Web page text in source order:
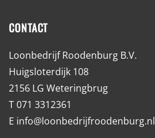
CONTACT
Loonbedrijf Roodenburg B.V.
Huigsloterdijk 108
2156 LG Weteringbrug
T 071 3312361
E info@loonbedrijfroodenburg.nl